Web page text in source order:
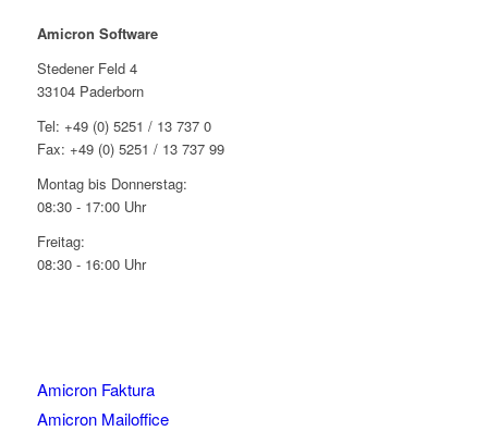
Amicron Software
Stedener Feld 4
33104 Paderborn
Tel: +49 (0) 5251 / 13 737 0
Fax: +49 (0) 5251 / 13 737 99
Montag bis Donnerstag:
08:30 - 17:00 Uhr
Freitag:
08:30 - 16:00 Uhr
Amicron Faktura
Amicron Mailoffice